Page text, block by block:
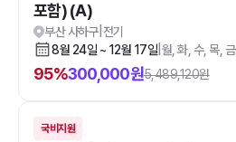
포함) (A)
부산 사하구 전기
8월 24일 ~ 12월 17일 월, 화, 수, 목, 금
95%300,000원5,489,120원
국비지원